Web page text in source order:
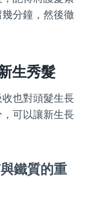
分鐘，然後徹
生秀髮
也對頭髮生長
可以讓新生長
鐵質的重